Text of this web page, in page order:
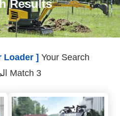
Results
Your Search
[ Track Skidsteer Loader ]